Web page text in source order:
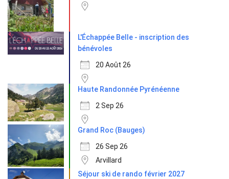
L'Échappée Belle - inscription des
bénévoles
20 Août 26
Haute Randonnée Pyrénéenne
2 Sep 26
Grand Roc (Bauges)
26 Sep 26
Arvillard
Séjour ski de rando février 2027